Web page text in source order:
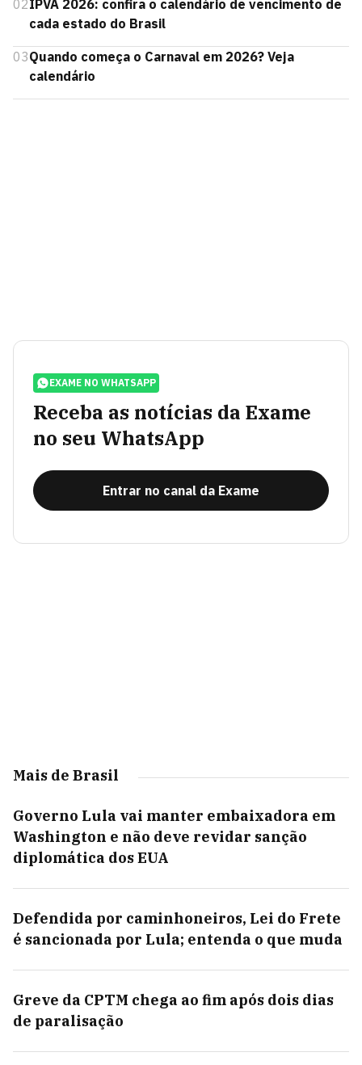
02IPVA 2026: confira o calendário de vencimento de
cada estado do Brasil
03Quando começa o Carnaval em 2026? Veja
calendário
EXAME NO WHATSAPP
Receba as notícias da Exame
no seu WhatsApp
Entrar no canal da Exame
Mais de Brasil
Governo Lula vai manter embaixadora em
Washington e não deve revidar sanção
diplomática dos EUA
Defendida por caminhoneiros, Lei do Frete
é sancionada por Lula; entenda o que muda
Greve da CPTM chega ao fim após dois dias
de paralisação